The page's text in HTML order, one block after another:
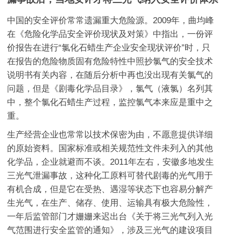
中国的安全评价常常遗漏重大危险源。2009年，曲均峰
在《危险化学品安全评价现状及对策》中指出，一份评
价报告在进行“氯化石蜡生产企业安全现状评价”时，只
在报告的危险物质固有危险特性中照抄氯气的安全技术
说明书有关内容，在随后分析中再也没出现有关氯气的
问题，但是《剧毒化学品目录》，氯气（液氯）名列其
中，整个氯化石蜡生产过程，监控氯气本来应是重中之
重。
生产经营企业也常常以技术保密为由，不愿意提供详细
的原始资料。国家标准或相关规范性文件未列入的其他
化学品，企业就避而不谈。2011年左右，安徽多地发生
三光气泄漏事故，这种化工原料可替代剧毒的光气用于
有机合成，但是它在受热、遇湿等状态下也容易分解产
生光气，在生产、储存、使用、运输具有极大危险性，
一年后监管部门才姗姗来迟出台《关于将三光气列入光
气范围进行安全监管的通知》，涉及三光气的建设项目